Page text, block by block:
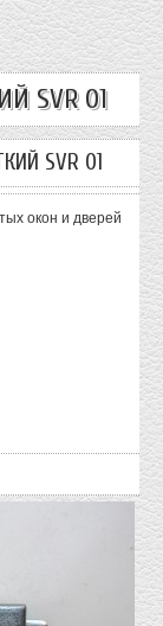
SVR 01
SVR 01
окон и дверей